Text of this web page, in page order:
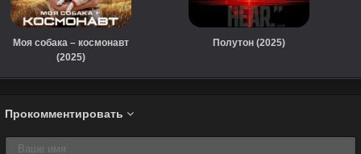
Моя собака – космонавт
(2025)
Полутон (2025)
Прокомментировать